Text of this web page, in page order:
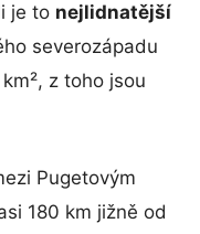
je to nejlidnatější
severozápadu
z toho jsou
Pugetovým
180 km jižně od